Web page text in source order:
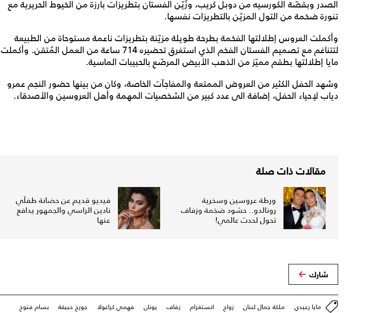
الصدر وبقصّة الكورسيه من دوبل كريب، وزُيّن الفستان بتطريزات بارزة من الخيوط الحريرية مع
تنورة ضخمة من التول المزيّن بالتطريزات نفسها.
وأكملت العروس إطلالتها الفخمة بطرحة طويلة مزيّنة بتطريزات ناعمة مستوحاة من الطبيعة
لتتناغم مع تصميم الفستان الفخم الذي استغرق تحضيره 714 ساعة من العمل المُتقن. وأكملت
مايا إطلالتها بطقم مميّز من الذهب الأبيض المرصّع بالحبيبات الماسية.
وشهد الحفل الكثير من العروض الممتعة والمفاجآت الخاصة، وكان من بينها حضور النجم عمرو
دياب لإحياء الحفل، إضافة الى عدد كبير من الشخصيات المهمة وأهل العروسين والأصدقاء.
مقالات ذات صلة
ورطة عروسين وسخرية
رونالدو.. حشود ضخمة وزفاف
تحول لحدث عالمي!
فيديو قديم عن حضانة طفلَي
نادين الراسي والجمهور يدافع
عنها
شارك
مايا رعيدي ملكة جمال لبنان زواج انستغرام زفاف يونان فهمي كراغولا جورج حبيقة
بسام فتوح